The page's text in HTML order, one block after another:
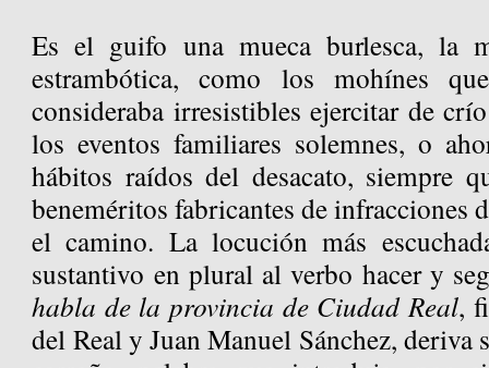
Es el guifo una mueca burlesca, la
estrambótica, como los mohínes
consideraba irresistibles ejercitar de
los eventos familiares solemnes, o
hábitos raídos del desacato, siempre
beneméritos fabricantes de infracciones
el camino. La locución más
sustantivo en plural al verbo hacer y
habla de la provincia de Ciudad Real,
del Real y Juan Manuel Sánchez,